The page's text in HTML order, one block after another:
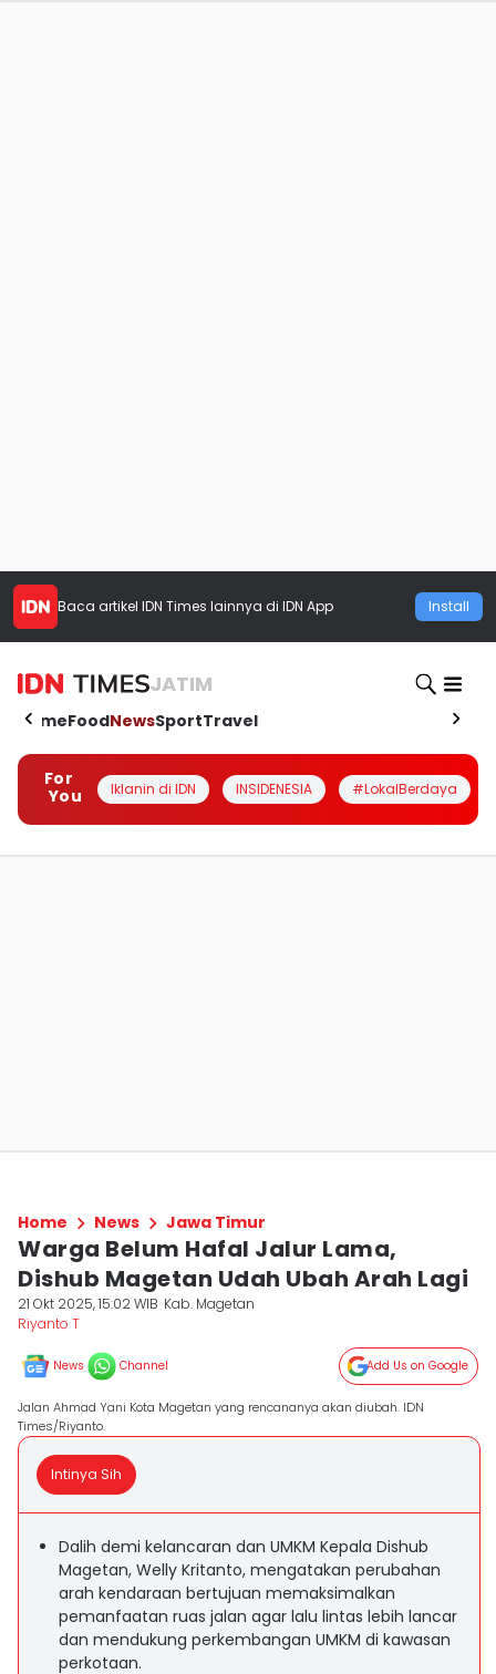
Baca artikel IDN Times lainnya di IDN App Install
JATIM
HomeFoodNewsSportTravel
For
You
Iklanin di IDN INSIDENESIA #LokalBerdaya
Home News Jawa Timur
Warga Belum Hafal Jalur Lama,
Dishub Magetan Udah Ubah Arah Lagi
21 Okt 2025, 15:02 WIB Kab. Magetan
Riyanto T
News Channel Add Us on Google
Jalan Ahmad Yani Kota Magetan yang rencananya akan diubah. IDN
Times/Riyanto.
Intinya Sih
Dalih demi kelancaran dan UMKM Kepala Dishub
Magetan, Welly Kritanto, mengatakan perubahan
arah kendaraan bertujuan memaksimalkan
pemanfaatan ruas jalan agar lalu lintas lebih lancar
dan mendukung perkembangan UMKM di kawasan
perkotaan.